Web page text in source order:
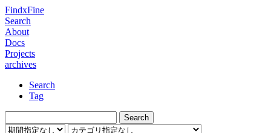
FindxFine
Search
About
Docs
Projects
archives
Search
Tag